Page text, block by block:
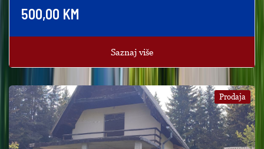
500,00 KM
Saznaj više
Prodaja